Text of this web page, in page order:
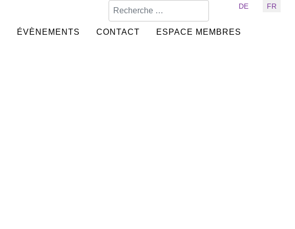
Sélectionnez votre langue
DE FR
ÉVÈNEMENTS CONTACT ESPACE MEMBRES